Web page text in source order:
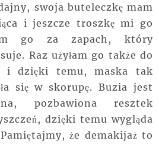
swoja buteleczkę mam
i jeszcze troszkę mi go
go za zapach, który
Raz użyłam go także do
i dzięki temu, maska tak
się w skorupę. Buzia jest
pozbawiona resztek
dzięki temu wygląda
że demakijaż to